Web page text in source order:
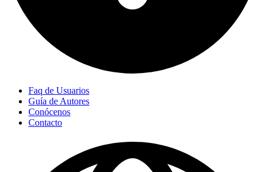
Faq de Usuarios
Guía de Autores
Conócenos
Contacto